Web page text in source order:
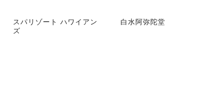
スパリゾート ハワイアン
ズ
白水阿弥陀堂